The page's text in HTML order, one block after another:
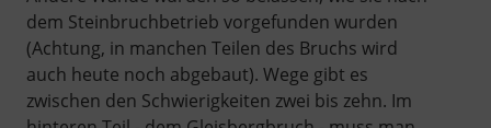
dem Steinbruchbetrieb vorgefunden wurden
(Achtung, in manchen Teilen des Bruchs wird
auch heute noch abgebaut). Wege gibt es
zwischen den Schwierigkeiten zwei bis zehn. Im